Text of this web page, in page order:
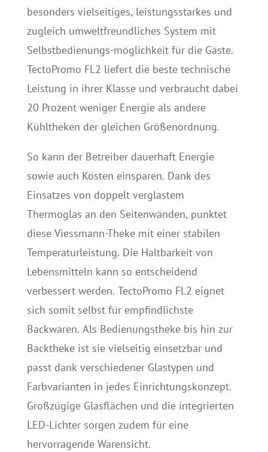
besonders vielseitiges, leistungsstarkes und
zugleich umweltfreundliches System mit
Selbstbedienungs-möglichkeit für die Gäste.
TectoPromo FL2 liefert die beste technische
Leistung in ihrer Klasse und verbraucht dabei
20 Prozent weniger Energie als andere
Kühltheken der gleichen Größenordnung.
So kann der Betreiber dauerhaft Energie
sowie auch Kosten einsparen. Dank des
Einsatzes von doppelt verglastem
Thermoglas an den Seitenwänden, punktet
diese Viessmann-Theke mit einer stabilen
Temperaturleistung. Die Haltbarkeit von
Lebensmitteln kann so entscheidend
verbessert werden. TectoPromo FL2 eignet
sich somit selbst für empfindlichste
Backwaren. Als Bedienungstheke bis hin zur
Backtheke ist sie vielseitig einsetzbar und
passt dank verschiedener Glastypen und
Farbvarianten in jedes Einrichtungskonzept.
Großzügige Glasflächen und die integrierten
LED-Lichter sorgen zudem für eine
hervorragende Warensicht.